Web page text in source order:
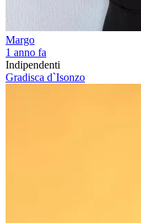
Margo
1 anno fa
Indipendenti
Gradisca d`Isonzo